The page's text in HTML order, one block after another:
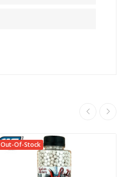
Out-Of-Stock